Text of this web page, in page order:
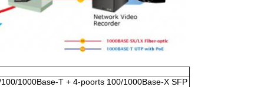
1000Base-T + 4-poorts 100/1000Base-X SFP